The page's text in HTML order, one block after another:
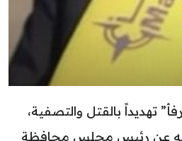
تهديداً بالقتل والتصفية،
عن رئيس مجلس محافظة